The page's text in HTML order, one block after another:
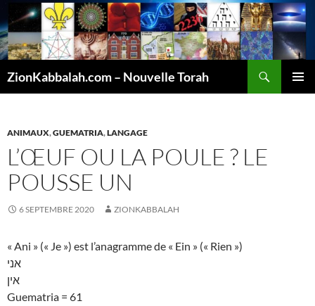
ZionKabbalah.com – Nouvelle Torah
ANIMAUX,GUEMATRIA,LANGAGE
L’ŒUF OU LA POULE ? LE
POUSSE UN
6 SEPTEMBRE 2020 ZIONKABBALAH
« Ani » (« Je ») est l’anagramme de « Ein » (« Rien »)
אני
אין
Guematria = 61